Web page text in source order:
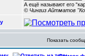
А ещё называют его
© Чингиз Айтматов
Показать